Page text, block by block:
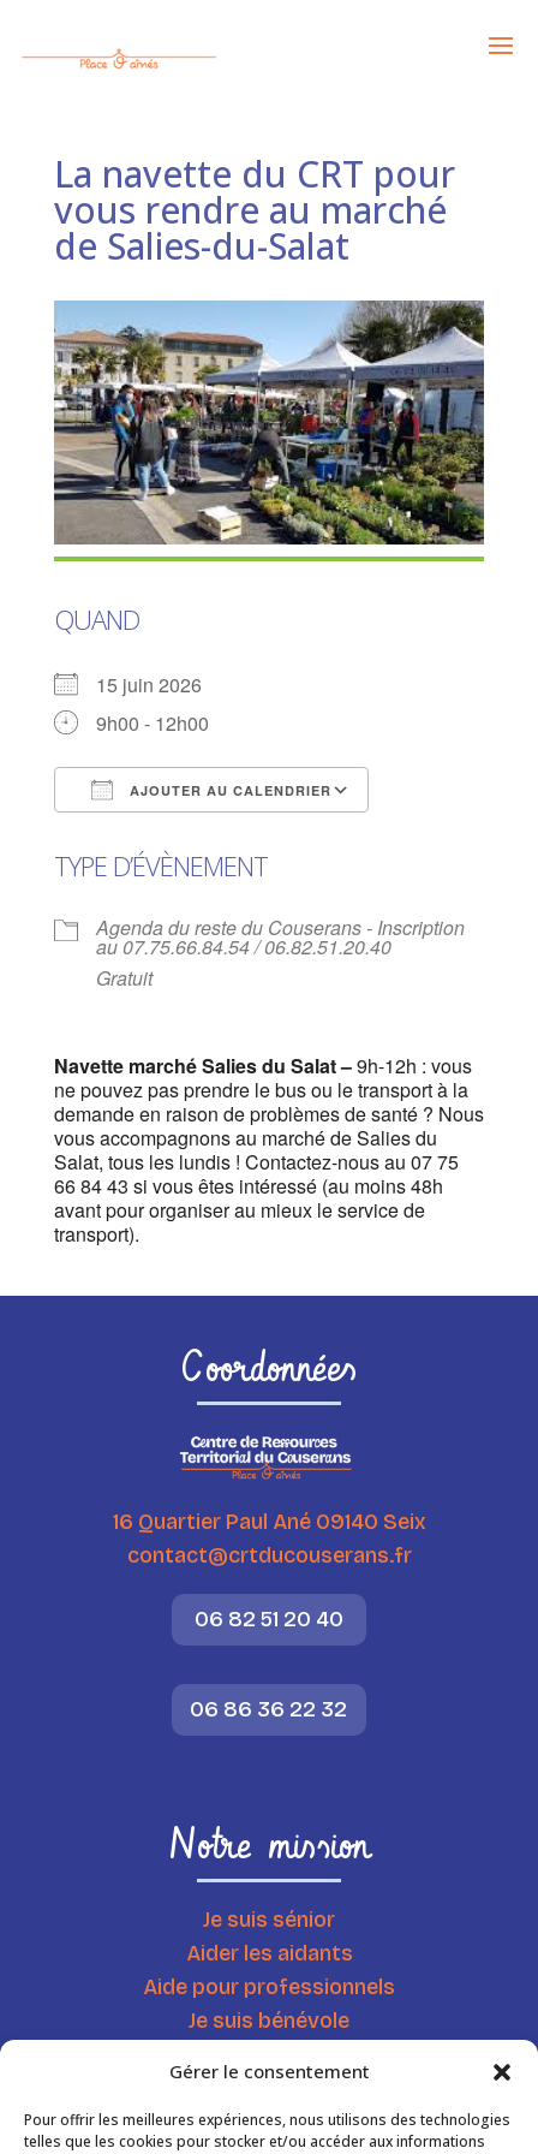
Gérer le consentement
Pour offrir les meilleures expériences, nous utilisons des technologies
telles que les cookies pour stocker et/ou accéder aux informations
La navette du CRT pour
vous rendre au marché
de Salies-du-Salat
QUAND
15 juin 2026
9h00 - 12h00
AJOUTER AU CALENDRIER
TYPE D’ÉVÈNEMENT
Agenda du reste du Couserans - Inscription
au 07.75.66.84.54 / 06.82.51.20.40
Gratuit
Navette marché Salies du Salat –9h-12h : vous
ne pouvez pas prendre le bus ou le transport à la
demande en raison de problèmes de santé ? Nous
vous accompagnons au marché de Salies du
Salat, tous les lundis ! Contactez-nous au 07 75
66 84 43 si vous êtes intéressé (au moins 48h
avant pour organiser au mieux le service de
transport).
Coordonnées
16 Quartier Paul Ané 09140 Seix
contact@crtducouserans.fr
06 82 51 20 40
06 86 36 22 32
Notre mission
Je suis sénior
Aider les aidants
Aide pour professionnels
Je suis bénévole
Actualités